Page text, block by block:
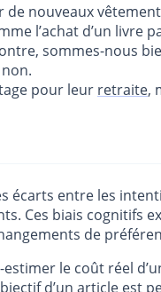
nouveaux
l’achat d’un
sommes-nous
pour leur retraite,
entre les
Ces biais cognitifs
de
le coût réel
d’un article est